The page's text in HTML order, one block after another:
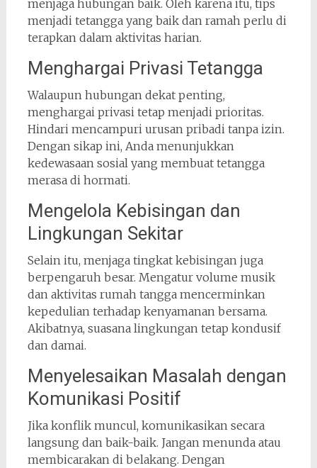
menjaga hubungan baik. Oleh karena itu, tips
menjadi tetangga yang baik dan ramah perlu di
terapkan dalam aktivitas harian.
Menghargai Privasi Tetangga
Walaupun hubungan dekat penting,
menghargai privasi tetap menjadi prioritas.
Hindari mencampuri urusan pribadi tanpa izin.
Dengan sikap ini, Anda menunjukkan
kedewasaan sosial yang membuat tetangga
merasa di hormati.
Mengelola Kebisingan dan
Lingkungan Sekitar
Selain itu, menjaga tingkat kebisingan juga
berpengaruh besar. Mengatur volume musik
dan aktivitas rumah tangga mencerminkan
kepedulian terhadap kenyamanan bersama.
Akibatnya, suasana lingkungan tetap kondusif
dan damai.
Menyelesaikan Masalah dengan
Komunikasi Positif
Jika konflik muncul, komunikasikan secara
langsung dan baik-baik. Jangan menunda atau
membicarakan di belakang. Dengan